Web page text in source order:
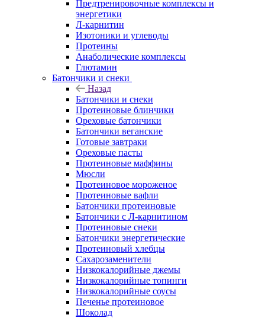
Предтренировочные комплексы и
энергетики
Л-карнитин
Изотоники и углеводы
Протеины
Анаболические комплексы
Глютамин
Батончики и снеки
Назад
Батончики и снеки
Протеиновые блинчики
Ореховые батончики
Батончики веганские
Готовые завтраки
Ореховые пасты
Протеиновые маффины
Мюсли
Протеиновое мороженое
Протеиновые вафли
Батончики протеиновые
Батончики с Л-карнитином
Протеиновые снеки
Батончики энергетические
Протеиновый хлебцы
Сахарозаменители
Низкокалорийные джемы
Низкокалорийные топинги
Низкокалорийные соусы
Печенье протеиновое
Шоколад